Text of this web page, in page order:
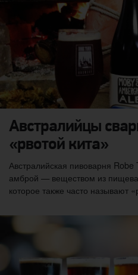
Австралийцы
«рвотой кита»
Австралийская пивоварня
амброй — веществом из
которое также часто называют